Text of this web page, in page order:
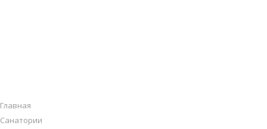
Главная
Санатории